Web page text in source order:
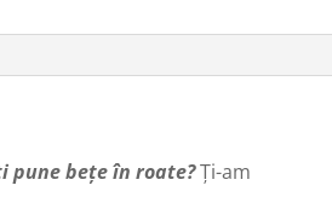
pune bețe în roate?Ți-am